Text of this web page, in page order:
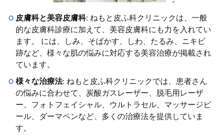
皮膚科と美容皮膚科: ねもと皮ふ科クリニックは、一般
的な皮膚科診療に加えて、美容皮膚科にも力を入れてい
ます。 には、しみ、そばかす、しわ、たるみ、ニキビ
跡など、様々な肌の悩みに対応する美容治療が掲載され
ています。
様々な治療法: ねもと皮ふ科クリニックでは、患者さん
の悩みに合わせて、炭酸ガスレーザー、脱毛用レーザ
ー、フォトフェイシャル、ウルトラセル、マッサージピ
ール、ダーマペンなど、多くの治療法を提供していま
す。